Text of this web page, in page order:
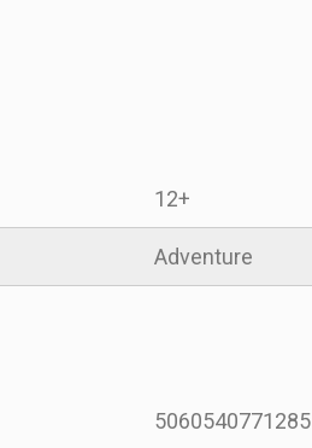
12+
Adventure
5060540771285